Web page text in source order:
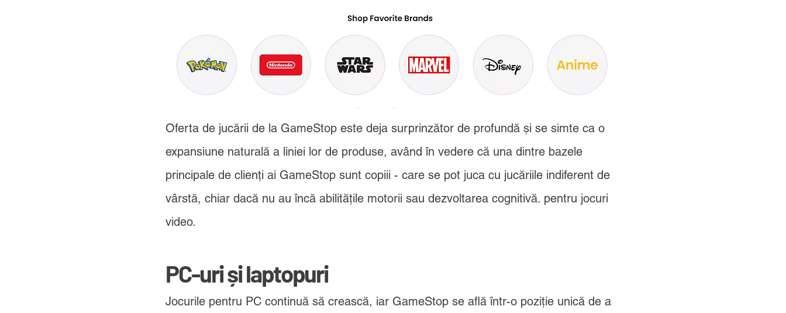
Oferta de jucării de la GameStop este deja surprinzător de profundă și se simte ca o
expansiune naturală a liniei lor de produse, având în vedere că una dintre bazele
principale de clienți ai GameStop sunt copiii - care se pot juca cu jucăriile indiferent de
vârstă, chiar dacă nu au încă abilitățile motorii sau dezvoltarea cognitivă. pentru jocuri
video.
PC-uri și laptopuri
Jocurile pentru PC continuă să crească, iar GameStop se află într-o poziție unică de a